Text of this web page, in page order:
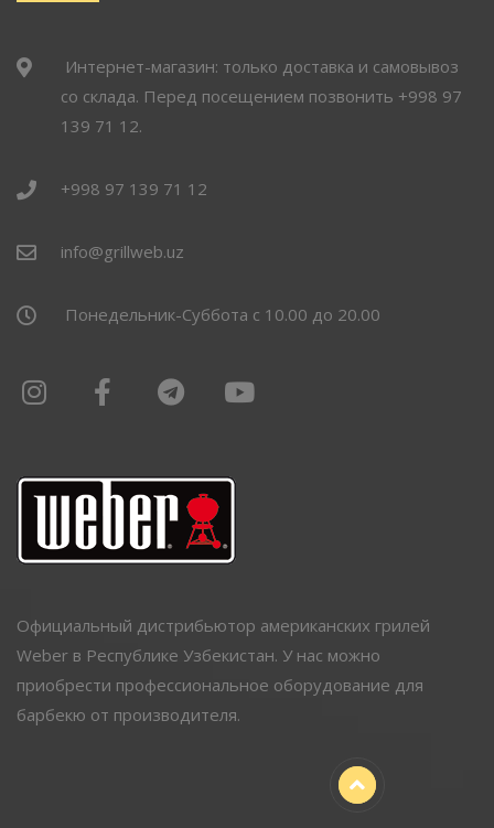
Интернет-магазин: только доставка и самовывоз
со склада. Перед посещением позвонить +998 97
139 71 12.
+998 97 139 71 12
info@grillweb.uz
Понедельник-Суббота с 10.00 до 20.00
Официальный дистрибьютор американских грилей
Weber в Республике Узбекистан. У нас можно
приобрести профессиональное оборудование для
барбекю от производителя.